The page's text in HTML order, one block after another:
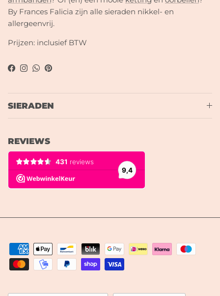
By Frances Falicia zijn alle sieraden nikkel- en
allergeenvrij.
Prijzen: inclusief BTW
Facebook
Instagram
WhatsApp
Pinterest
SIERADEN
REVIEWS